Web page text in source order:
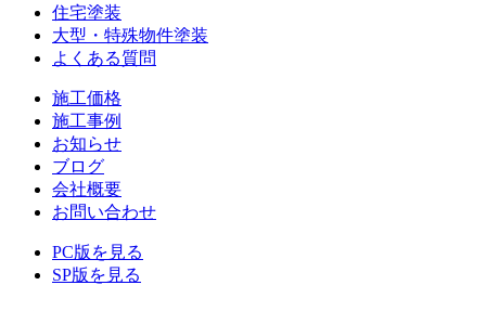
住宅塗装
大型・特殊物件塗装
よくある質問
施工価格
施工事例
お知らせ
ブログ
会社概要
お問い合わせ
PC版を見る
SP版を見る